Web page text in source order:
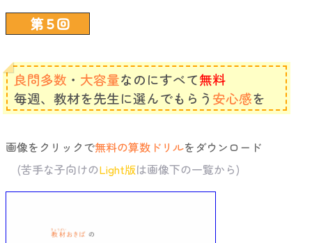
第５回
良問多数 ・ 大容量なのにすべて無料
毎週、教材を先生に選んでもらう 安心感を
画像をクリックで無料の算数ドリルをダウンロード
(苦手な子向けのLight版は画像下の一覧から)